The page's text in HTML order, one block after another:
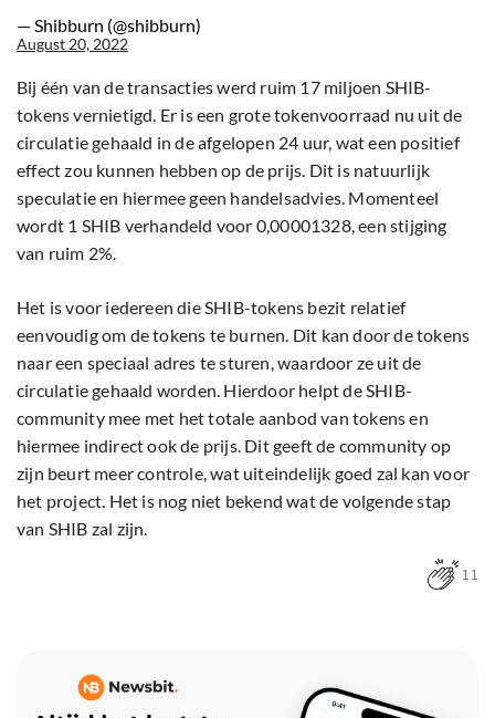
— Shibburn (@shibburn)
August 20, 2022
Bij één van de transacties werd ruim 17 miljoen SHIB-
tokens vernietigd. Er is een grote tokenvoorraad nu uit de
circulatie gehaald in de afgelopen 24 uur, wat een positief
effect zou kunnen hebben op de prijs. Dit is natuurlijk
speculatie en hiermee geen handelsadvies. Momenteel
wordt 1 SHIB verhandeld voor 0,00001328, een stijging
van ruim 2%.
Het is voor iedereen die SHIB-tokens bezit relatief
eenvoudig om de tokens te burnen. Dit kan door de tokens
naar een speciaal adres te sturen, waardoor ze uit de
circulatie gehaald worden. Hierdoor helpt de SHIB-
community mee met het totale aanbod van tokens en
hiermee indirect ook de prijs. Dit geeft de community op
zijn beurt meer controle, wat uiteindelijk goed zal kan voor
het project. Het is nog niet bekend wat de volgende stap
van SHIB zal zijn.
11